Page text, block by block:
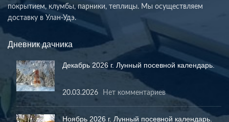
покрытием, клумбы, парники, теплицы. Мы осуществляем
доставку в Улан-Удэ.
Дневник дачника
Декабрь 2026 г. Лунный посевной календарь.
20.03.2026 Нет комментариев
Ноябрь 2026 г. Лунный посевной календарь.